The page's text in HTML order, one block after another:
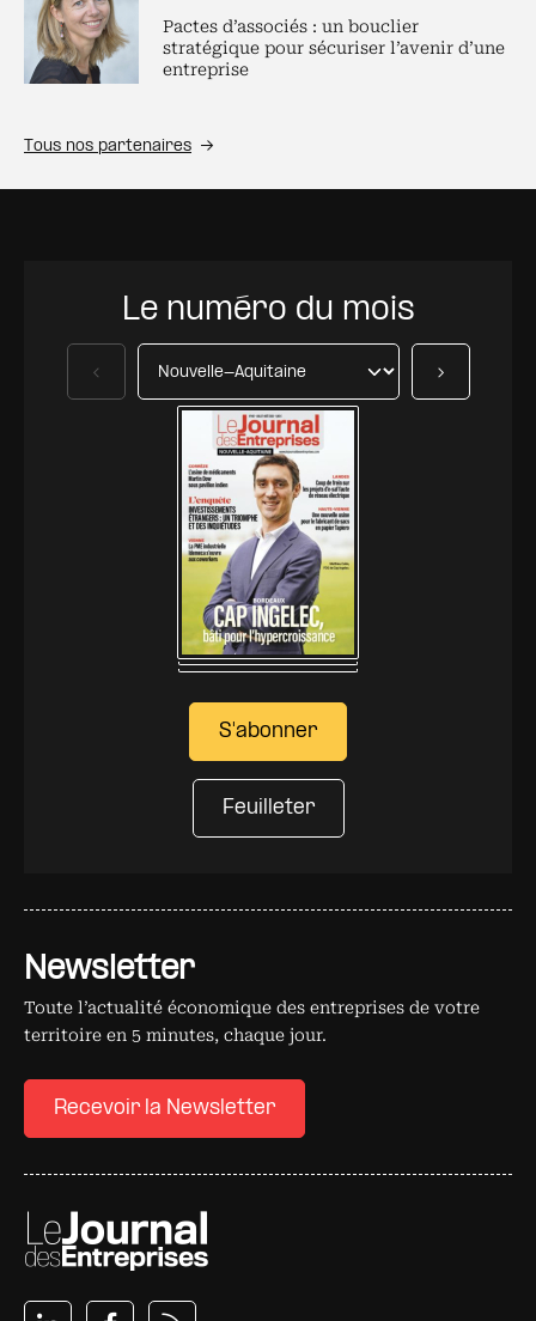
Pactes d’associés : un bouclier
stratégique pour sécuriser l’avenir d’une
entreprise
Tous nos partenaires
Newsletter
Toute l’actualité économique des entreprises de votre
territoire en 5 minutes, chaque jour.
Recevoir la Newsletter
Le numéro du mois
S'abonner
Feuilleter
Précédent Suivant